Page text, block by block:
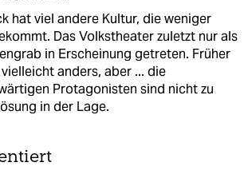
hat viel andere Kultur, die weniger
Das Volkstheater zuletzt nur als
in Erscheinung getreten. Früher
anders, aber ... die
Protagonisten sind nicht zu
in der Lage.